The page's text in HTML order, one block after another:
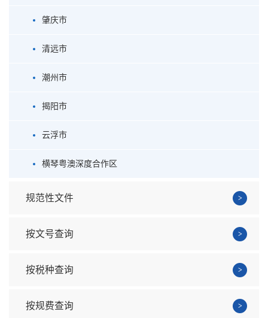
肇庆市
清远市
潮州市
揭阳市
云浮市
横琴粤澳深度合作区
规范性文件
按文号查询
按税种查询
按规费查询